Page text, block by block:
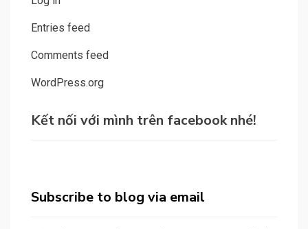
Entries feed
Comments feed
WordPress.org
Kết nối với mình trên facebook nhé!
Subscribe to blog via email